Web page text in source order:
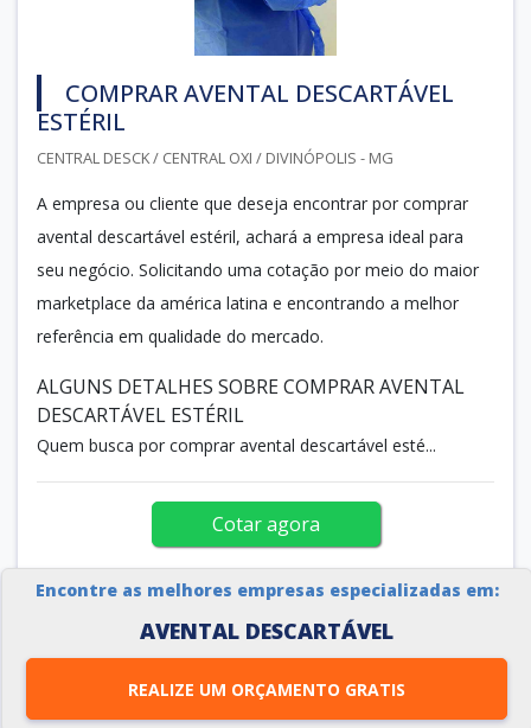
Encontre as melhores empresas especializadas em:
AVENTAL DESCARTÁVEL
REALIZE UM ORÇAMENTO GRATIS
COMPRAR AVENTAL DESCARTÁVEL
ESTÉRIL
CENTRAL DESCK / CENTRAL OXI / DIVINÓPOLIS - MG
A empresa ou cliente que deseja encontrar por comprar
avental descartável estéril, achará a empresa ideal para
seu negócio. Solicitando uma cotação por meio do maior
marketplace da américa latina e encontrando a melhor
referência em qualidade do mercado.
ALGUNS DETALHES SOBRE COMPRAR AVENTAL
DESCARTÁVEL ESTÉRIL
Quem busca por comprar avental descartável esté...
Cotar agora